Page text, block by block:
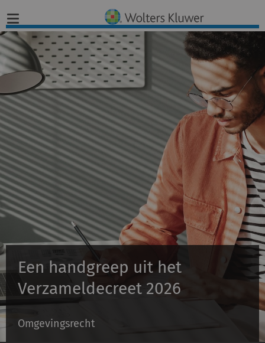
Nieuws
Opinies
Infographics
Producten
Opleidingen
Schulinck Omgevingsrecht Databank
Over ons
Contact
Een handgreep uit het
Verzameldecreet 2026
Omgevingsrecht